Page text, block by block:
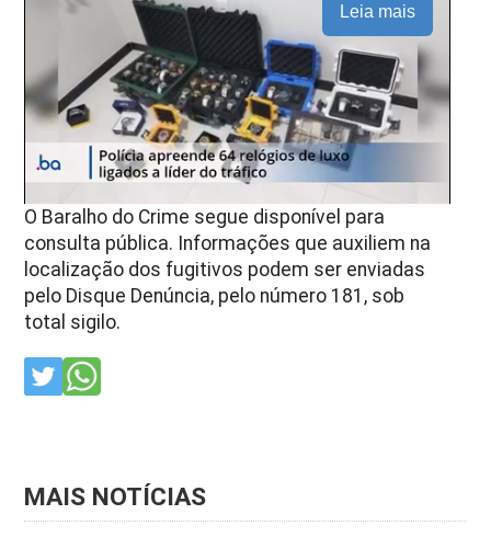
Leia mais
O Baralho do Crime segue disponível para
consulta pública. Informações que auxiliem na
localização dos fugitivos podem ser enviadas
pelo Disque Denúncia, pelo número 181, sob
total sigilo.
MAIS NOTÍCIAS